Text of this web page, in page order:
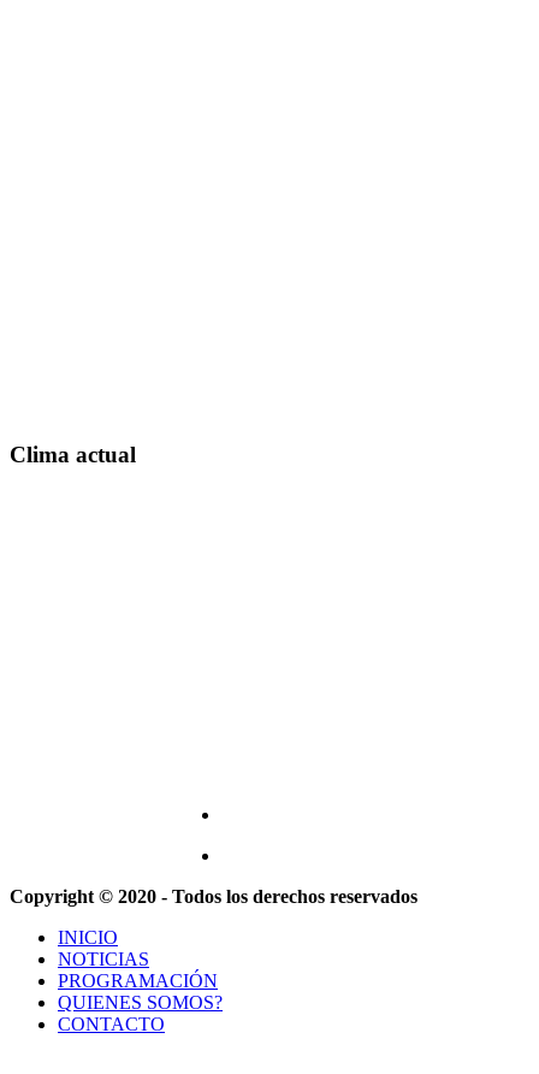
Clima actual
Copyright © 2020 - Todos los derechos reservados
INICIO
NOTICIAS
PROGRAMACIÓN
QUIENES SOMOS?
CONTACTO